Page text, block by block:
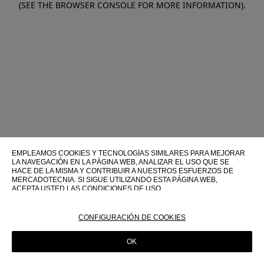
(SEE THE BROWSER CONSOLE FOR MORE INFORMATION).
EMPLEAMOS COOKIES Y TECNOLOGÍAS SIMILARES PARA MEJORAR
LA NAVEGACIÓN EN LA PÁGINA WEB, ANALIZAR EL USO QUE SE
HACE DE LA MISMA Y CONTRIBUIR A NUESTROS ESFUERZOS DE
MERCADOTECNIA. SI SIGUE UTILIZANDO ESTA PÁGINA WEB,
ACEPTA USTED LAS CONDICIONES DE USO.
SOBRE SU USO EN ESTA PÁGINA WEB, CONSULTE NUESTRA
CONFIGURACIÓN DE COOKIES
OK